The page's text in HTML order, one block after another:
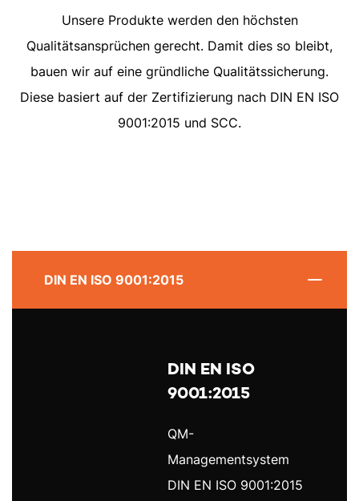
Unsere Produkte werden den höchsten
Qualitätsansprüchen gerecht. Damit dies so bleibt,
bauen wir auf eine gründliche Qualitätssicherung.
Diese basiert auf der Zertifizierung nach DIN EN ISO
9001:2015 und SCC.
DIN EN ISO 9001:2015
DIN EN ISO
9001:2015
QM-
Managementsystem
DIN EN ISO 9001:2015